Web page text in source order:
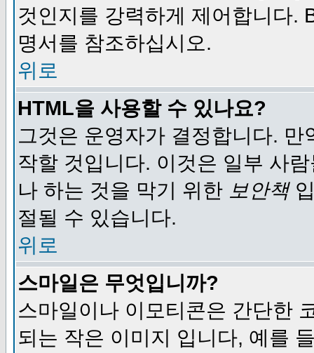
것인지를 강력하게 제어합니다.
명서를 참조하십시오.
위로
HTML을 사용할 수 있나요?
그것은 운영자가 결정합니다.
작할 것입니다. 이것은 일부 사
나 하는 것을 막기 위한 보안책
절될 수 있습니다.
위로
스마일은 무엇입니까?
스마일이나 이모티콘은 간단한
되는 작은 이미지 입니다, 예를